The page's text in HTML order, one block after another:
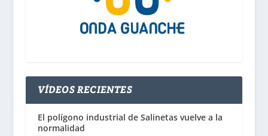
VÍDEOS RECIENTES
El polígono industrial de Salinetas vuelve a la
normalidad